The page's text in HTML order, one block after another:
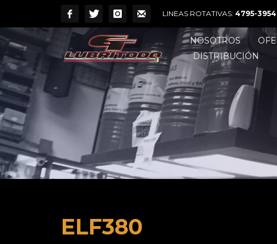
LINEAS ROTATIVAS: 4795-3954
NOSOTROS
DISTRIBUCIÓN
ELF380